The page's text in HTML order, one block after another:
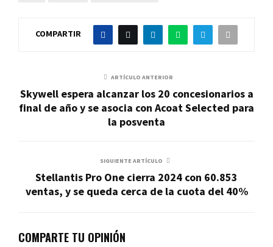
COMPARTIR
ARTÍCULO ANTERIOR
Skywell espera alcanzar los 20 concesionarios a
final de año y se asocia con Acoat Selected para
la posventa
SIGUIENTE ARTÍCULO
Stellantis Pro One cierra 2024 con 60.853
ventas, y se queda cerca de la cuota del 40%
COMPARTE TU OPINIÓN